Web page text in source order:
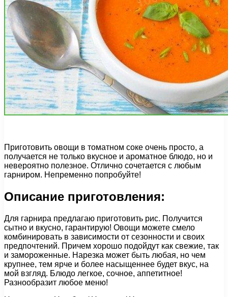
Приготовить овощи в томатном соке очень просто, а
получается не только вкусное и ароматное блюдо, но и
невероятно полезное. Отлично сочетается с любым
гарниром. Непременно попробуйте!
Описание приготовления:
Для гарнира предлагаю приготовить рис. Получится
сытно и вкусно, гарантирую! Овощи можете смело
комбинировать в зависимости от сезонности и своих
предпочтений. Причем хорошо подойдут как свежие, так
и замороженные. Нарезка может быть любая, но чем
крупнее, тем ярче и более насыщеннее будет вкус, на
мой взгляд. Блюдо легкое, сочное, аппетитное!
Разнообразит любое меню!